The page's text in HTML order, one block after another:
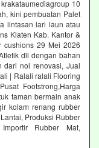
10
kini pembuatan Palet
lintasan lari laun atau
Klaten Kab. Kantor &
cushions 29 Mei 2026
dll dengan bahan
dari nol renovasi, Jual
| Ralali ralali Flooring
Footstrong,Harga
taman bermain anak
kolam renang rubber
Produksi Rubber
Rubber Mat,